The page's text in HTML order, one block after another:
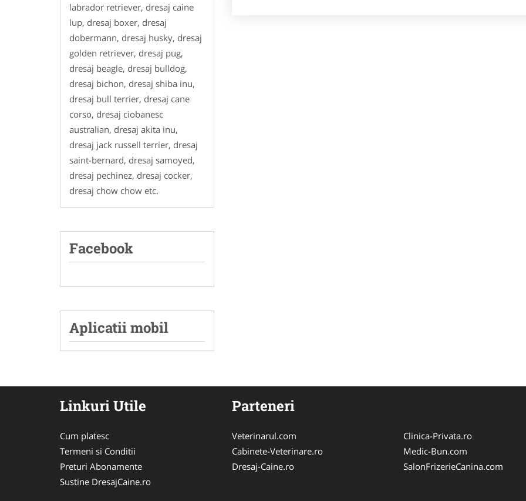
labrador retriever, dresaj caine
lup, dresaj boxer, dresaj
dobermann, dresaj husky, dresaj
golden retriever, dresaj pug,
dresaj beagle, dresaj bulldog,
dresaj bichon, dresaj shiba inu,
dresaj bull terrier, dresaj cane
corso, dresaj ciobanesc
australian, dresaj akita inu,
dresaj jack russell terrier, dresaj
saint-bernard, dresaj samoyed,
dresaj pechinez, dresaj cocker,
dresaj chow chow etc.
Facebook
Aplicatii mobil
Linkuri Utile
Cum platesc
Termeni si Conditii
Preturi Abonamente
Sustine DresajCaine.ro
Parteneri
Veterinarul.com
Cabinete-Veterinare.ro
Dresaj-Caine.ro
Clinica-Privata.ro
Medic-Bun.com
SalonFrizerieCanina.com